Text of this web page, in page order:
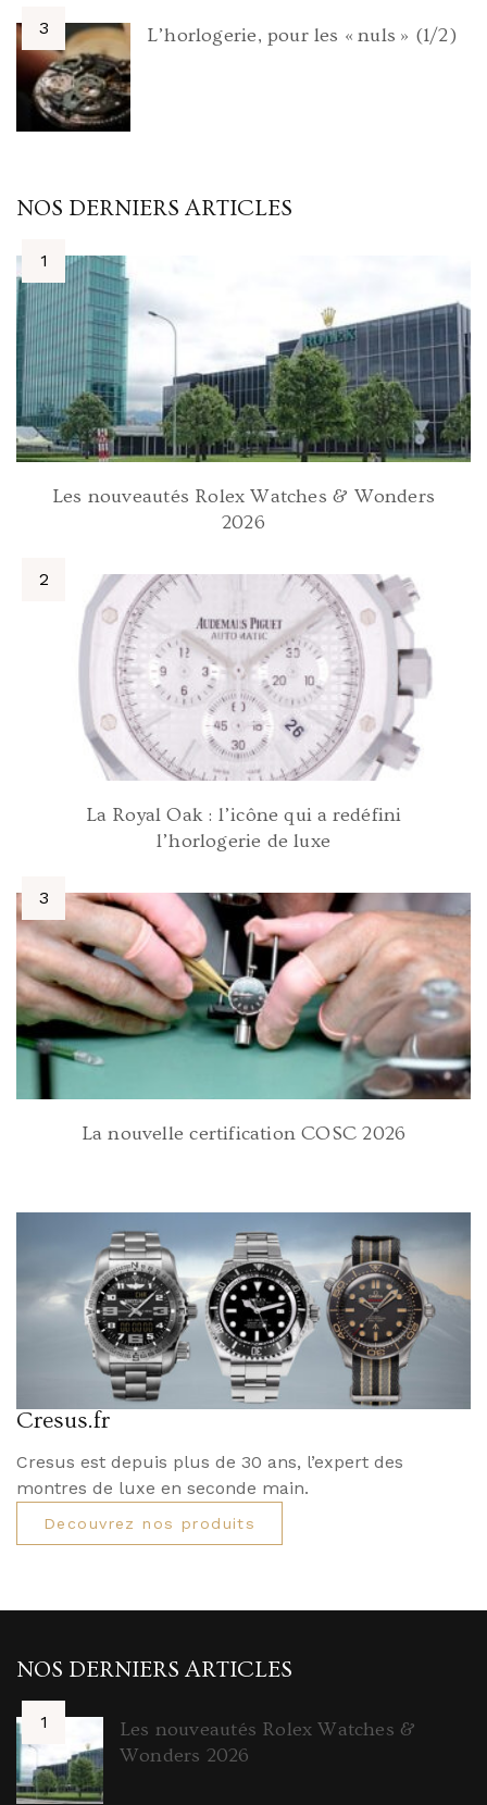
L’horlogerie, pour les « nuls » (1/2)
NOS DERNIERS ARTICLES
Les nouveautés Rolex Watches & Wonders
2026
La Royal Oak : l’icône qui a redéfini
l’horlogerie de luxe
La nouvelle certification COSC 2026
Cresus.fr
Cresus est depuis plus de 30 ans, l’expert des
montres de luxe en seconde main.
Decouvrez nos produits
NOS DERNIERS ARTICLES
Les nouveautés Rolex Watches &
Wonders 2026